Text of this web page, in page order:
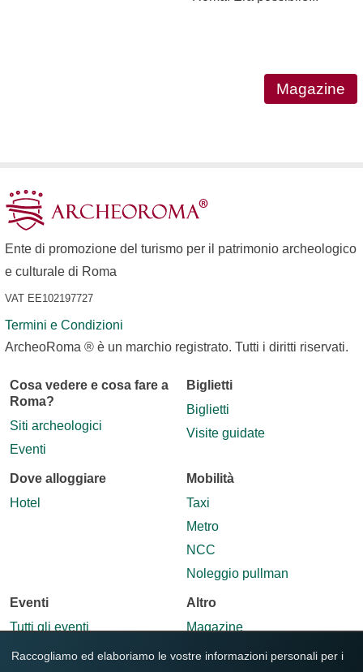
Raccogliamo ed elaboriamo le vostre informazioni personali per i
Magazine
Ente di promozione del turismo per il patrimonio archeologico
e culturale di Roma
VAT EE102197727
Termini e Condizioni
ArcheoRoma ® è un marchio registrato. Tutti i diritti riservati.
Cosa vedere e cosa fare a
Roma?
Siti archeologici
Eventi
Biglietti
Biglietti
Visite guidate
Dove alloggiare
Hotel
Mobilità
Taxi
Metro
NCC
Noleggio pullman
Eventi
Tutti gli eventi
Altro
Magazine
Contatti